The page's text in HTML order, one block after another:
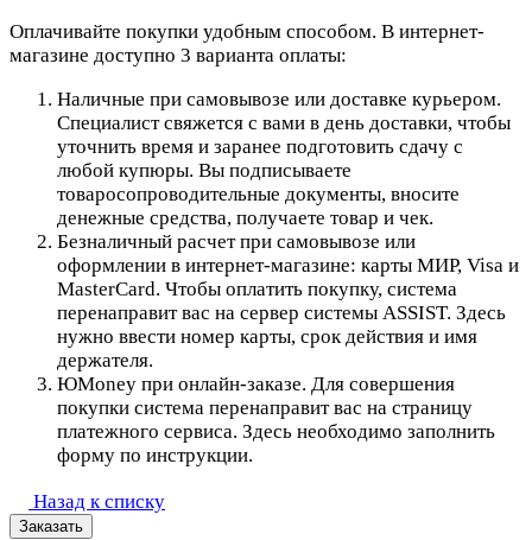
Оплачивайте покупки удобным способом. В интернет-
магазине доступно 3 варианта оплаты:
Наличные при самовывозе или доставке курьером.
Специалист свяжется с вами в день доставки, чтобы
уточнить время и заранее подготовить сдачу с
любой купюры. Вы подписываете
товаросопроводительные документы, вносите
денежные средства, получаете товар и чек.
Безналичный расчет при самовывозе или
оформлении в интернет-магазине: карты МИР, Visa и
MasterCard. Чтобы оплатить покупку, система
перенаправит вас на сервер системы ASSIST. Здесь
нужно ввести номер карты, срок действия и имя
держателя.
ЮMoney при онлайн-заказе. Для совершения
покупки система перенаправит вас на страницу
платежного сервиса. Здесь необходимо заполнить
форму по инструкции.
Назад к списку
Заказать